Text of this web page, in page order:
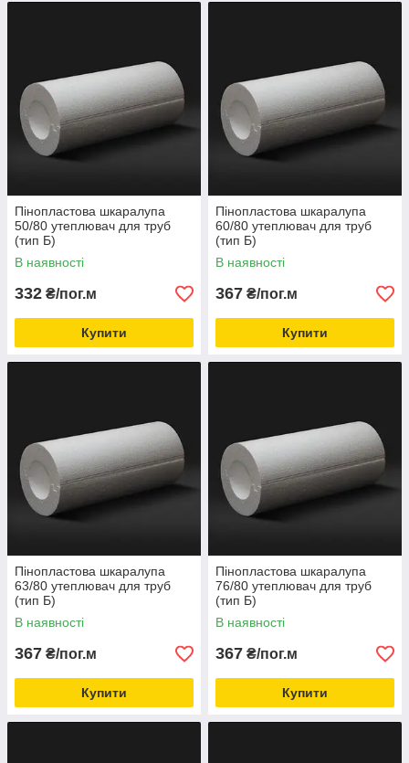
Пінопластова шкаралупа
50/80 утеплювач для труб
(тип Б)
В наявності
332 ₴/пог.м
Купити
Пінопластова шкаралупа
60/80 утеплювач для труб
(тип Б)
В наявності
367 ₴/пог.м
Купити
Пінопластова шкаралупа
63/80 утеплювач для труб
(тип Б)
В наявності
367 ₴/пог.м
Купити
Пінопластова шкаралупа
76/80 утеплювач для труб
(тип Б)
В наявності
367 ₴/пог.м
Купити